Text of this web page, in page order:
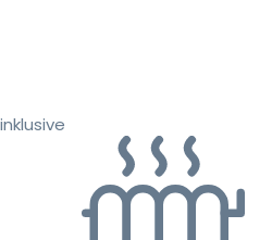
inklusive